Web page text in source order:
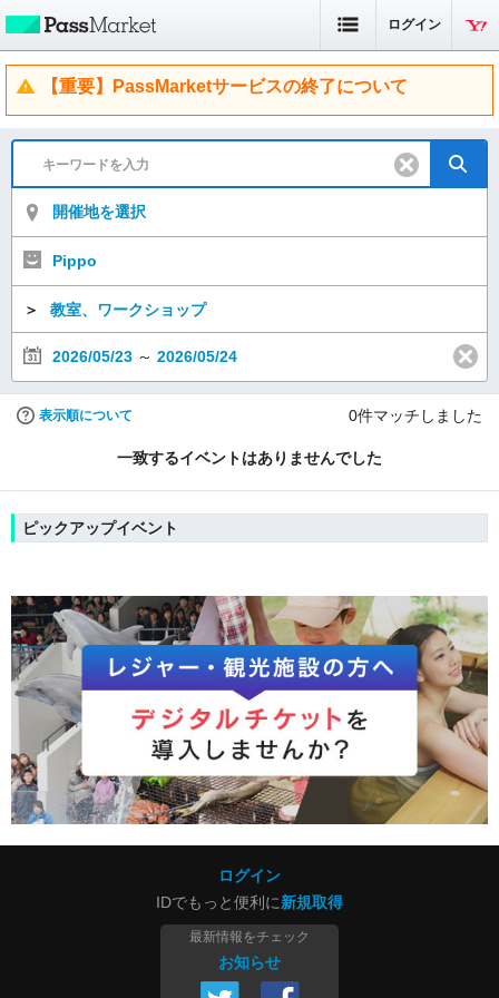
ログイン
【重要】PassMarketサービスの終了について
開催地を選択
Pippo
＞ 教室、ワークショップ
2026/05/23 ～ 2026/05/24
表示順について 0件マッチしました
一致するイベントはありませんでした
ピックアップイベント
ログイン
IDでもっと便利に新規取得
最新情報をチェック
お知らせ